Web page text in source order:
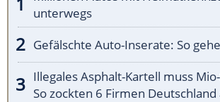
unterwegs
Gefälschte Auto-Inserate: So
Illegales Asphalt-Kartell muss
So zockten 6 Firmen Deutschland